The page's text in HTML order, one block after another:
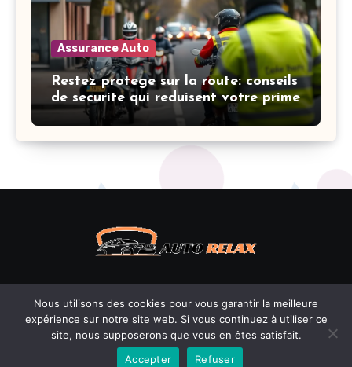
Assurance Auto
Restez protege sur la route: conseils
de securite qui reduisent votre prime
Copyright © - Auto-relax.fr |BlogusbyThemeansar
Mention légales
Nous utilisons des cookies pour vous garantir la meilleure
expérience sur notre site web. Si vous continuez à utiliser ce
site, nous supposerons que vous en êtes satisfait.
Accepter
Refuser